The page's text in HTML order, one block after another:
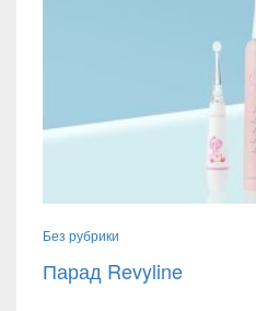
Без рубрики
Парад Revyline